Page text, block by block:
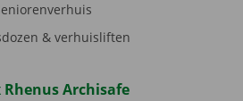
& verhuisliften
Rhenus Archisafe